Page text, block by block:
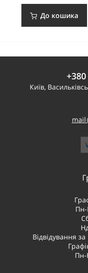
До кошика
Київ,
Пн-
Відвідування
Пн-